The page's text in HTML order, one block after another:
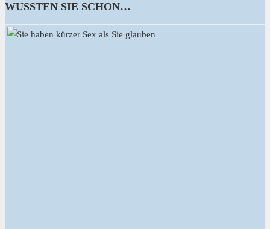
WUSSTEN SIE SCHON…